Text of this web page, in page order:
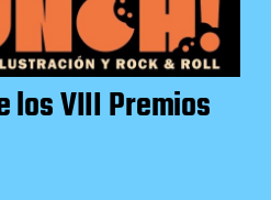
los VIII Premios